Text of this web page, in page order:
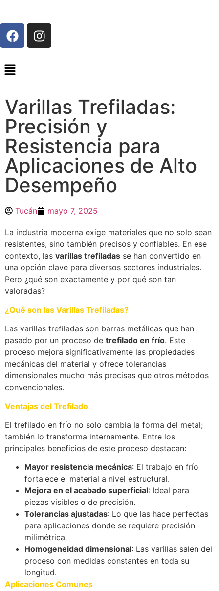
Varillas Trefiladas:
Precisión y
Resistencia para
Aplicaciones de Alto
Desempeño
Tucán mayo 7, 2025
La industria moderna exige materiales que no solo sean
resistentes, sino también precisos y confiables. En ese
contexto, las varillas trefiladas se han convertido en
una opción clave para diversos sectores industriales.
Pero ¿qué son exactamente y por qué son tan
valoradas?
¿Qué son las Varillas Trefiladas?
Las varillas trefiladas son barras metálicas que han
pasado por un proceso de trefilado en frío. Este
proceso mejora significativamente las propiedades
mecánicas del material y ofrece tolerancias
dimensionales mucho más precisas que otros métodos
convencionales.
Ventajas del Trefilado
El trefilado en frío no solo cambia la forma del metal;
también lo transforma internamente. Entre los
principales beneficios de este proceso destacan:
Mayor resistencia mecánica: El trabajo en frío
fortalece el material a nivel estructural.
Mejora en el acabado superficial: Ideal para
piezas visibles o de precisión.
Tolerancias ajustadas: Lo que las hace perfectas
para aplicaciones donde se requiere precisión
milimétrica.
Homogeneidad dimensional: Las varillas salen del
proceso con medidas constantes en toda su
longitud.
Aplicaciones Comunes